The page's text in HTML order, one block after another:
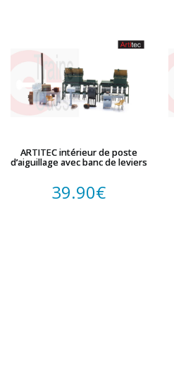
ARTITEC intérieur de poste
d’aiguillage avec banc de leviers
39.90€